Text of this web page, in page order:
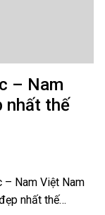
– Nam
nhất thế
– Nam Việt Nam
nhất thế…